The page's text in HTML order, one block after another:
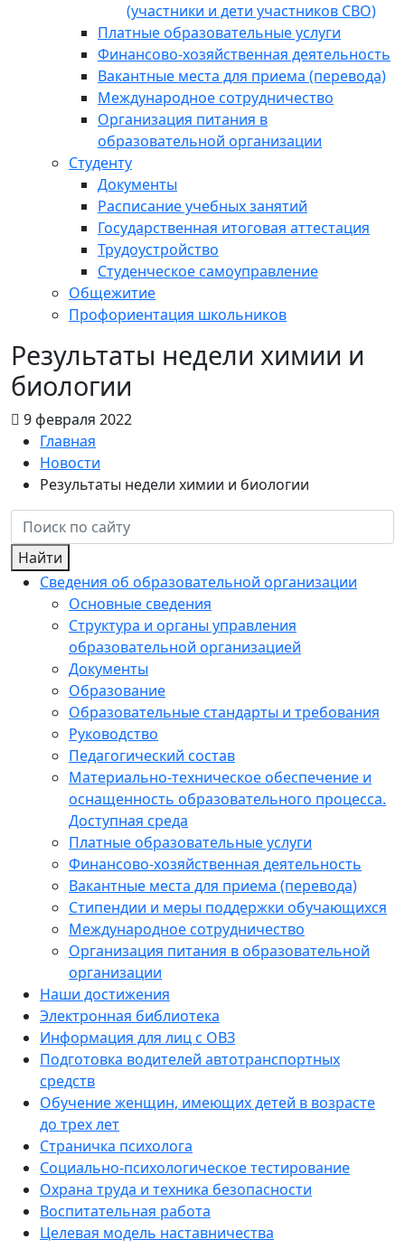
(участники и дети участников СВО)
Платные образовательные услуги
Финансово-хозяйственная деятельность
Вакантные места для приема (перевода)
Международное сотрудничество
Организация питания в
образовательной организации
Студенту
Документы
Расписание учебных занятий
Государственная итоговая аттестация
Трудоустройство
Студенческое самоуправление
Общежитие
Профориентация школьников
Результаты недели химии и
биологии
9 февраля 2022
Главная
Новости
Результаты недели химии и биологии
Найти
Сведения об образовательной организации
Основные сведения
Структура и органы управления
образовательной организацией
Документы
Образование
Образовательные стандарты и требования
Руководство
Педагогический состав
Материально-техническое обеспечение и
оснащенность образовательного процесса.
Доступная среда
Платные образовательные услуги
Финансово-хозяйственная деятельность
Вакантные места для приема (перевода)
Стипендии и меры поддержки обучающихся
Международное сотрудничество
Организация питания в образовательной
организации
Наши достижения
Электронная библиотека
Информация для лиц с ОВЗ
Подготовка водителей автотранспортных
средств
Обучение женщин, имеющих детей в возрасте
до трех лет
Страничка психолога
Социально-психологическое тестирование
Охрана труда и техника безопасности
Воспитательная работа
Целевая модель наставничества